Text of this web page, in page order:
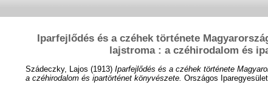
Iparfejlődés és a czéhek története
lajstroma : a czéhirodalom és
Szádeczky, Lajos (1913) Iparfejlődés és a czéhek története
a czéhirodalom és ipartörténet könyvészete. Országos